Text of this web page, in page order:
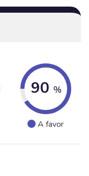
90 %
A favor